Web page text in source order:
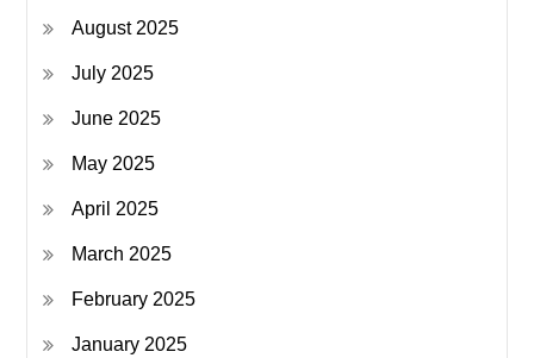
August 2025
July 2025
June 2025
May 2025
April 2025
March 2025
February 2025
January 2025